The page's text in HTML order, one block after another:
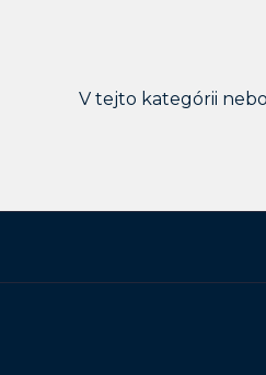
V tejto kategórii